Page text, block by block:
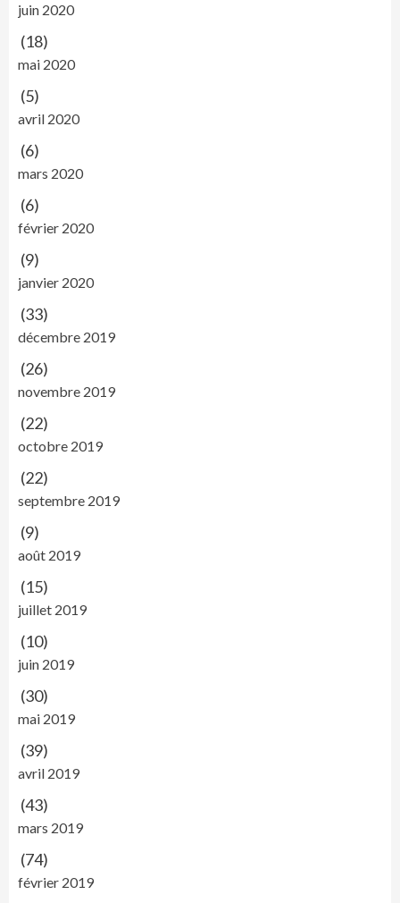
juin 2020
(18)
mai 2020
(5)
avril 2020
(6)
mars 2020
(6)
février 2020
(9)
janvier 2020
(33)
décembre 2019
(26)
novembre 2019
(22)
octobre 2019
(22)
septembre 2019
(9)
août 2019
(15)
juillet 2019
(10)
juin 2019
(30)
mai 2019
(39)
avril 2019
(43)
mars 2019
(74)
février 2019